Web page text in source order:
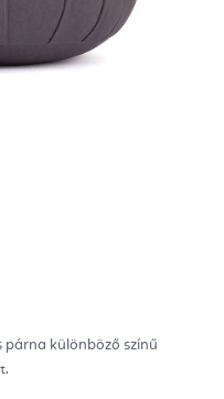
párna különböző színű